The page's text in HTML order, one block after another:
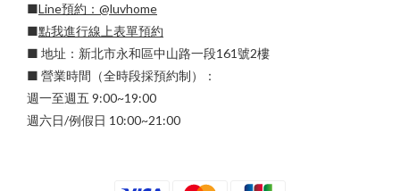
■Line預約： @luvhome
■點我進行線上表單預約
■ 地址：新北市永和區中山路一段161號2樓
■ 營業時間（全時段採預約制）：
週一至週五 9:00~19:00
週六日/例假日 10:00~21:00